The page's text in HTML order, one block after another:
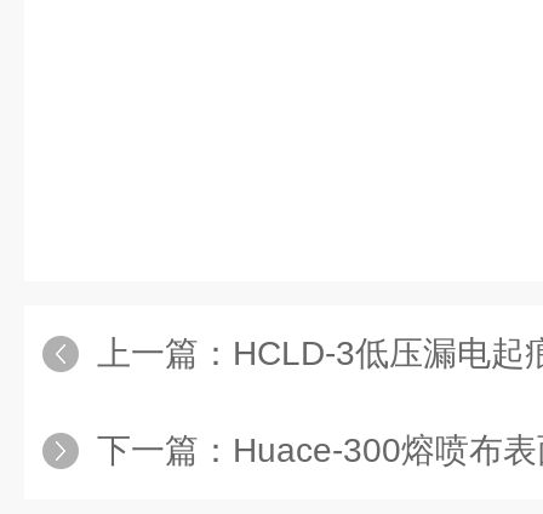
上一篇： HCLD-3低压漏电起
下一篇： Huace-300熔喷布